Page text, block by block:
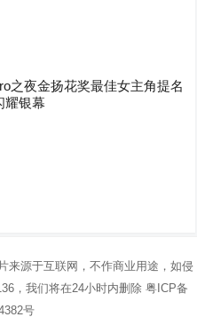
之夜金扬花奖最佳女主角提名
耀银幕
来源于互联网，不作商业用途，如侵
，我们将在24小时内删除粤ICP备
号